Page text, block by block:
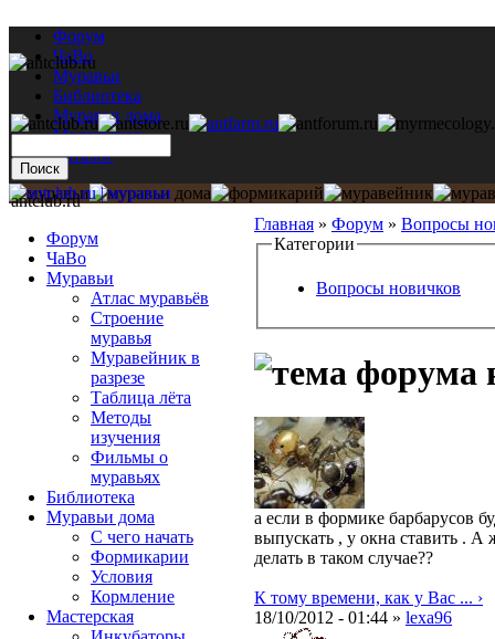
Форум
ЧаВо
Муравьи
Библиотека
Муравьи дома
Мастерская
Каталог
Главная » Форум » Вопросы
Категории
Вопросы новичков
а если в формике барбарусов
выпускать , у окна ставить . А
делать в таком случае??
К тому времени, как у Вас ... ›
18/10/2012 - 01:44 » lexa96
antclub.ru
Форум
ЧаВо
Муравьи
Атлас муравьёв
Строение
муравья
Муравейник в
разрезе
Таблица лёта
Методы
изучения
Фильмы о
муравьях
Библиотека
Муравьи дома
С чего начать
Формикарии
Условия
Кормление
Мастерская